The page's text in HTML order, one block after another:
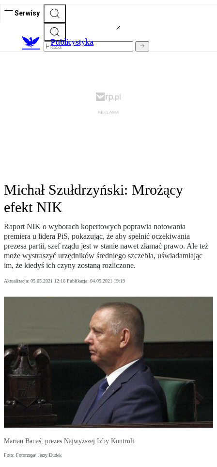
Serwisy
Publicystyka
Michał Szułdrzyński: Mrożący
efekt NIK
Raport NIK o wyborach kopertowych poprawia notowania
premiera u lidera PiS, pokazując, że aby spełnić oczekiwania
prezesa partii, szef rządu jest w stanie nawet złamać prawo. Ale też
może wystraszyć urzędników średniego szczebla, uświadamiając
im, że kiedyś ich czyny zostaną rozliczone.
Aktualizacja: 05.05.2021 12:16 Publikacja: 04.05.2021 19:19
Marian Banaś, prezes Najwyższej Izby Kontroli
Foto: Fotorzepa/ Jerzy Dudek